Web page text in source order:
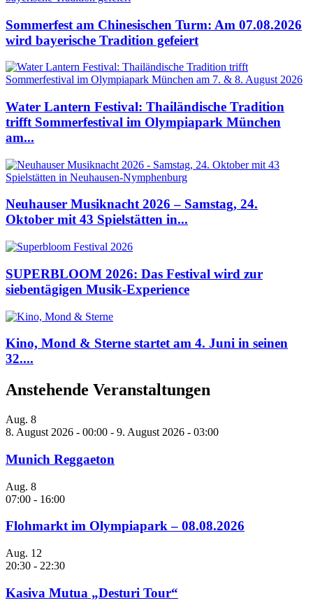
Sommerfest am Chinesischen Turm: Am 07.08.2026
wird bayerische Tradition gefeiert
Water Lantern Festival: Thailändische Tradition
trifft Sommerfestival im Olympiapark München
am...
Neuhauser Musiknacht 2026 – Samstag, 24.
Oktober mit 43 Spielstätten in...
SUPERBLOOM 2026: Das Festival wird zur
siebentägigen Musik-Experience
Kino, Mond & Sterne startet am 4. Juni in seinen
32....
Anstehende Veranstaltungen
Aug. 8
8. August 2026 - 00:00 - 9. August 2026 - 03:00
Munich Reggaeton
Aug. 8
07:00 - 16:00
Flohmarkt im Olympiapark – 08.08.2026
Aug. 12
20:30 - 22:30
Kasiva Mutua „Desturi Tour“